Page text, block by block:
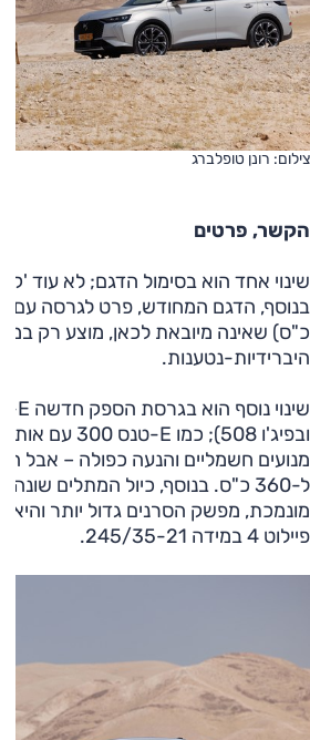
צילום: רונן טופלברג
הקשר, פרטים
כ"ס) שאינה מיובאת לכאן, מוצע רק
היברידיות-נטענות.
ל-360 כ"ס. בנוסף, כיול המתלים
מונמכת, מפשק הסרנים גדול יותר והיא
פיילוט 4 במידה 245/35-21.